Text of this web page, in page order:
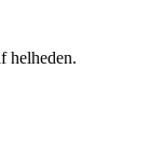
helheden.